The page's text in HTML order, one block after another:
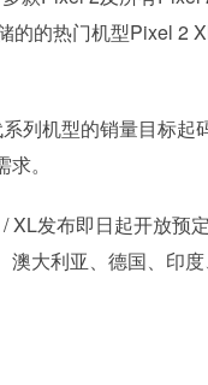
的的热门机型Pixel 2
列机型的销量目标起
。
发布即日起开放预
澳大利亚、德国、印